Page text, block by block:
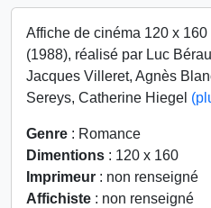
Affiche de cinéma 120 x 160
(1988), réalisé par Luc
Jacques Villeret, Agnès
Sereys, Catherine Hiegel
Genre : Romance
Dimentions : 120 x 160
Imprimeur : non renseigné
Affichiste : non renseigné